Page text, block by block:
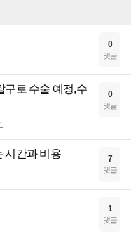
0
댓글
구로 수술 예정,수
0
댓글
시간과 비용 7
댓글
1
댓글